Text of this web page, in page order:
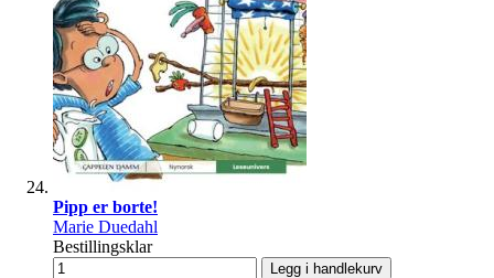
Pipp er borte!
Marie Duedahl
Bestillingsklar
Legg i handlekurv